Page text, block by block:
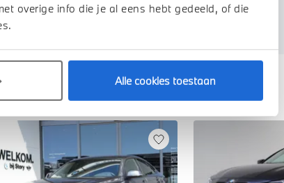
overige info die je al eens hebt gedeeld, of die
Alle cookies toestaan